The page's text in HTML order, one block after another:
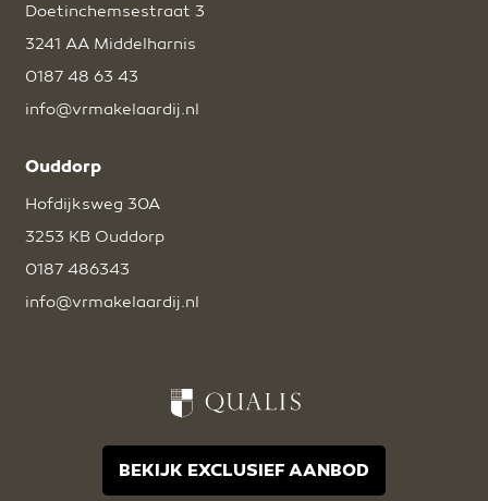
Doetinchemsestraat 3
3241 AA Middelharnis
0187 48 63 43
info@vrmakelaardij.nl
Ouddorp
Hofdijksweg 30A
3253 KB Ouddorp
0187 486343
info@vrmakelaardij.nl
BEKIJK EXCLUSIEF AANBOD